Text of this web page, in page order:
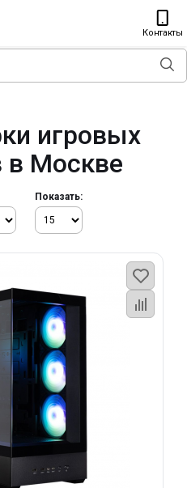
Контакты
игровых
в Москве
Показать: